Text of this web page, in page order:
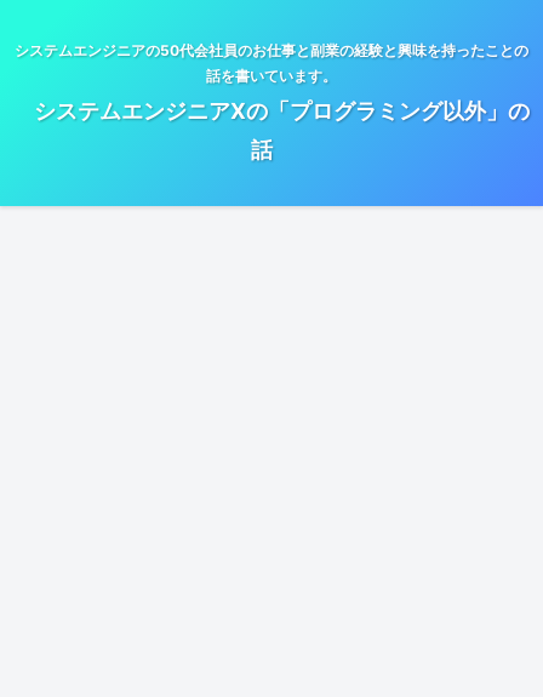
システムエンジニアの50代会社員のお仕事と副業の経験と興味を持ったことの
話を書いています。
システムエンジニアXの「プログラミング以外」の
話